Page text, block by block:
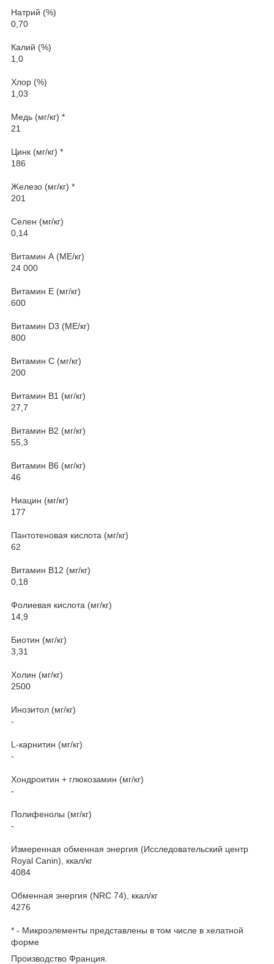
Натрий (%)
0,70
Калий (%)
1,0
Хлор (%)
1,03
Медь (мг/кг) *
21
Цинк (мг/кг) *
186
Железо (мг/кг) *
201
Селен (мг/кг)
0,14
Витамин А (МЕ/кг)
24 000
Витамин Е (мг/кг)
600
Витамин D3 (МЕ/кг)
800
Витамин С (мг/кг)
200
Витамин В1 (мг/кг)
27,7
Витамин В2 (мг/кг)
55,3
Витамин В6 (мг/кг)
46
Ниацин (мг/кг)
177
Пантотеновая кислота (мг/кг)
62
Витамин В12 (мг/кг)
0,18
Фолиевая кислота (мг/кг)
14,9
Биотин (мг/кг)
3,31
Холин (мг/кг)
2500
Инозитол (мг/кг)
-
L-карнитин (мг/кг)
-
Хондроитин + глюкозамин (мг/кг)
-
Полифенолы (мг/кг)
-
Измеренная обменная энергия (Исследовательский центр
Royal Canin), ккал/кг
4084
Обменная энергия (NRC 74), ккал/кг
4276
* - Микроэлементы представлены в том числе в хелатной
форме
Производство Франция.